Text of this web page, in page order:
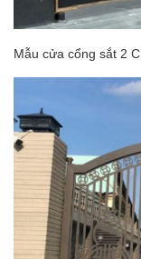
Mẫu cửa cổng sắt 2